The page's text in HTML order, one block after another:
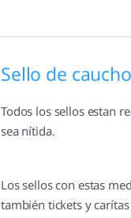
Sello de
Todos los sellos estan
sea nítida.
Los sellos con estas
también tickets y